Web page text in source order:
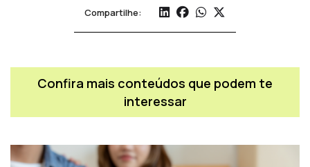
Compartilhe:
Confira mais conteúdos que podem te
interessar